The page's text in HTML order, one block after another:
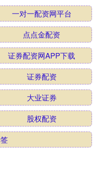
一对一配资网平台
点点金配资
证券配资网APP下载
证券配资
大业证券
股权配资